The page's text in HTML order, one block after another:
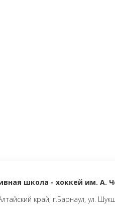
школа - хоккей им. А.
край, г.Барнаул, ул.